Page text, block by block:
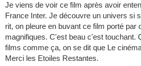
Je viens de voir ce film après avoir
France Inter. Je découvre un univers si
rit, on pleure en buvant ce film porté par
magnifiques. C'est beau c'est touchant.
films comme ça, on se dit que Le
Merci les Etoiles Restantes.